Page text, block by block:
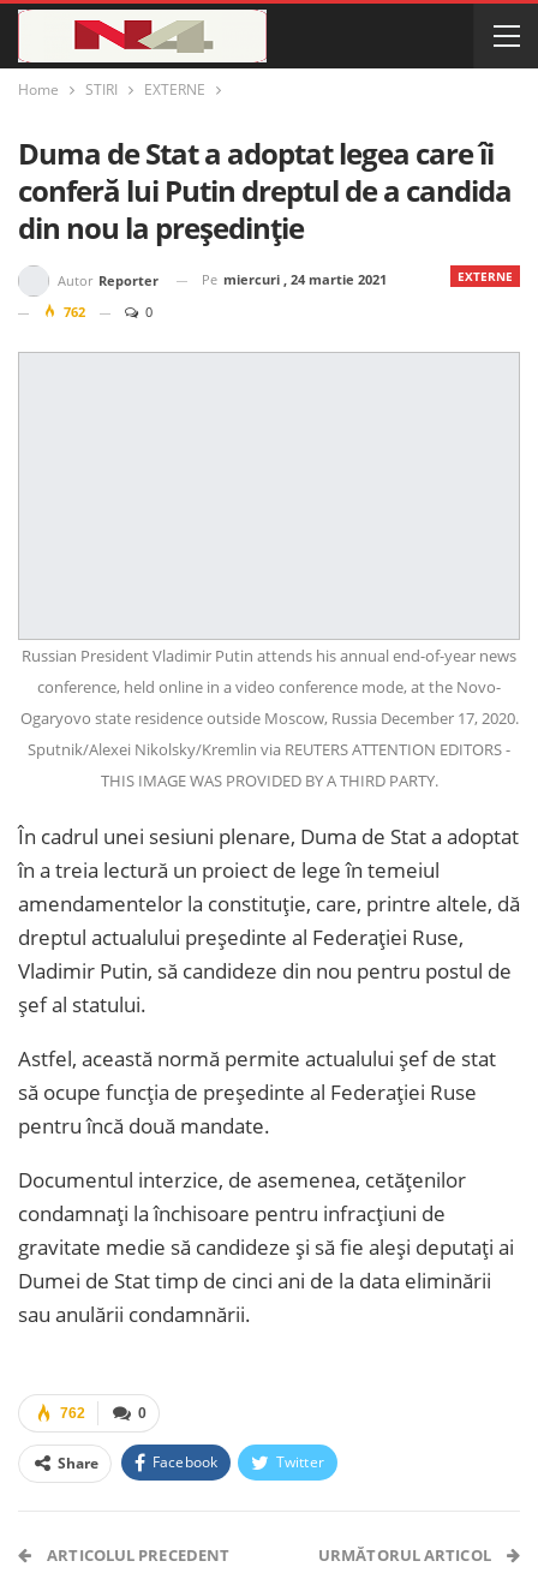
Home STIRI EXTERNE
Duma de Stat a adoptat legea care îi
conferă lui Putin dreptul de a candida
din nou la președinție
EXTERNE
Autor Reporter Pe miercuri , 24 martie 2021
762
0
Russian President Vladimir Putin attends his annual end-of-year news
conference, held online in a video conference mode, at the Novo-
Ogaryovo state residence outside Moscow, Russia December 17, 2020.
Sputnik/Alexei Nikolsky/Kremlin via REUTERS ATTENTION EDITORS -
THIS IMAGE WAS PROVIDED BY A THIRD PARTY.
În cadrul unei sesiuni plenare, Duma de Stat a adoptat
în a treia lectură un proiect de lege în temeiul
amendamentelor la constituție, care, printre altele, dă
dreptul actualului președinte al Federației Ruse,
Vladimir Putin, să candideze din nou pentru postul de
șef al statului.
Astfel, această normă permite actualului șef de stat
să ocupe funcția de președinte al Federației Ruse
pentru încă două mandate.
Documentul interzice, de asemenea, cetățenilor
condamnați la închisoare pentru infracțiuni de
gravitate medie să candideze și să fie aleși deputați ai
Dumei de Stat timp de cinci ani de la data eliminării
sau anulării condamnării.
0
762
Share Facebook Twitter
Telegram WhatsApp Viber
ARTICOLUL PRECEDENT URMĂTORUL ARTICOL